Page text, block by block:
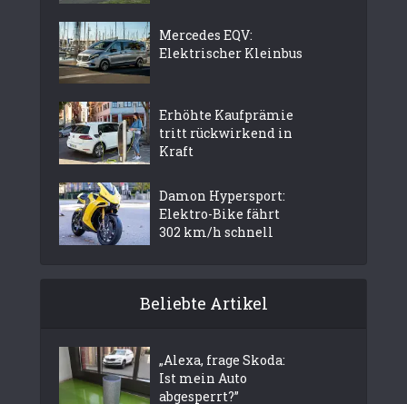
Mercedes EQV:
Elektrischer Kleinbus
Erhöhte Kaufprämie
tritt rückwirkend in
Kraft
Damon Hypersport:
Elektro-Bike fährt
302 km/h schnell
Beliebte Artikel
„Alexa, frage Skoda:
Ist mein Auto
abgesperrt?”